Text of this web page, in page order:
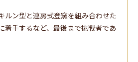
ルン型と連房式登窯を組み合わせた
着手するなど、最後まで挑戦者であ